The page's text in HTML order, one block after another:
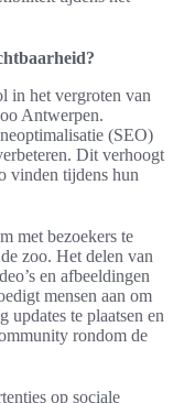
in het vergroten van
Antwerpen.
(SEO)
Dit verhoogt
vinden tijdens hun
met bezoekers te
zoo. Het delen van
en afbeeldingen
mensen aan om
updates te plaatsen en
rondom de
op sociale